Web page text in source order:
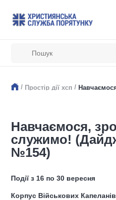
/ Простір дії хсп /
Навчаємося,
служимо!
№154)
Події з 16 по 30 вересня
Корпус Військових Капеланів